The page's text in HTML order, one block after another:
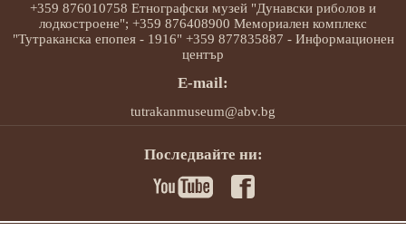
+359 876010758 Етнографски музей "Дунавски риболов и
лодкостроене"; +359 876408900 Мемориален комплекс
"Тутраканска епопея - 1916" +359 877835887 - Информационен
център
E-mail:
tutrakanmuseum@abv.bg
Последвайте ни: